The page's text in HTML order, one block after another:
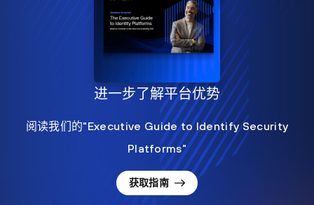
进一步了解平台优势
阅读我们的"Executive Guide to Identify Security
Platforms"
获取指南